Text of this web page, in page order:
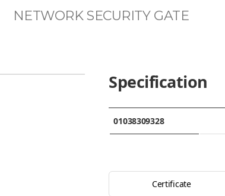
NETWORK SECURITY GATE
Specification
01038309328
Certificate